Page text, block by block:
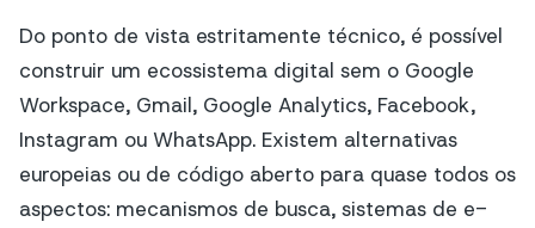
Do ponto de vista estritamente técnico, é possível
construir um ecossistema digital sem o Google
Workspace, Gmail, Google Analytics, Facebook,
Instagram ou WhatsApp. Existem alternativas
europeias ou de código aberto para quase todos os
aspectos: mecanismos de busca, sistemas de e-